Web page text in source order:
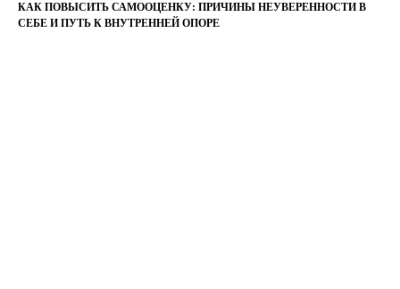
КАК ПОВЫСИТЬ САМООЦЕНКУ: ПРИЧИНЫ НЕУВЕРЕННОСТИ В
СЕБЕ И ПУТЬ К ВНУТРЕННЕЙ ОПОРЕ